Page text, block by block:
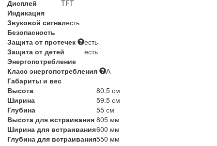
Дисплей
TFT
Индикация
Звуковой сигналесть
Безопасность
Защита от протечек
есть
Защита от детей
есть
Энергопотребление
Класс энергопотребления
А
Габариты и вес
Высота
80.5 см
Ширина
59.5 см
Глубина
55 см
Высота для встраивания 805 мм
Ширина для встраивания600 мм
Глубина для встраивания550 мм